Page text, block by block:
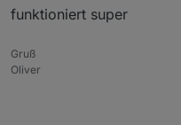
funktioniert super
Gruß
Oliver